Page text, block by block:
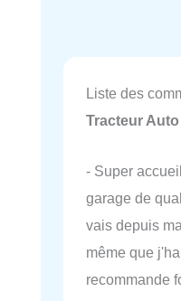
Liste des
Tracteur
- Super
garage de
vais depuis
même que
recommande